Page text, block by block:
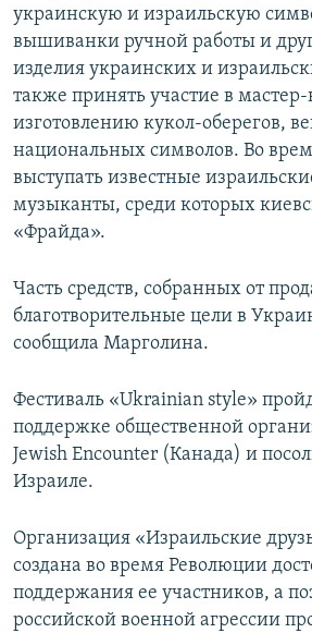
украинскую и израильскую
вышиванки ручной работы и
изделия украинских и
также принять участие в мастер-
изготовлению кукол-оберегов,
национальных символов. Во
выступать известные
музыканты, среди которых
«Фрайда».
Часть средств, собранных от
благотворительные цели в
сообщила Марголина.
Фестиваль «Ukrainian style»
поддержке общественной
Jewish Encounter (Канада) и
Израиле.
Организация «Израильские
создана во время Революции
поддержания ее участников, а
российской военной агрессии